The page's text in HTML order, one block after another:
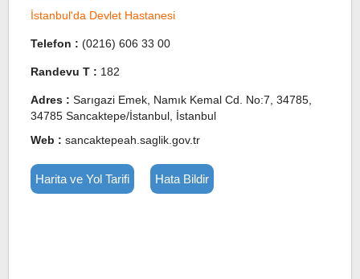
İstanbul'da Devlet Hastanesi
Telefon : (0216) 606 33 00
Randevu T : 182
Adres : Sarıgazi Emek, Namık Kemal Cd. No:7, 34785,
34785 Sancaktepe/İstanbul, İstanbul
Web : sancaktepeah.saglik.gov.tr
Harita ve Yol Tarifi Hata Bildir